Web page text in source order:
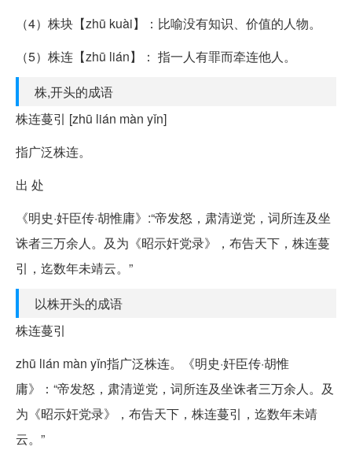
（4）株块【zhū kuài】：比喻没有知识、价值的人物。
（5）株连【zhū lián】： 指一人有罪而牵连他人。
株,开头的成语
株连蔓引 [zhū lián màn yǐn]
指广泛株连。
出 处
《明史·奸臣传·胡惟庸》:“帝发怒，肃清逆党，词所连及坐
诛者三万余人。及为《昭示奸党录》，布告天下，株连蔓
引，迄数年未靖云。”
以株开头的成语
株连蔓引
zhū lián màn yǐn指广泛株连。《明史·奸臣传·胡惟
庸》：“帝发怒，肃清逆党，词所连及坐诛者三万余人。及
为《昭示奸党录》，布告天下，株连蔓引，迄数年未靖
云。”